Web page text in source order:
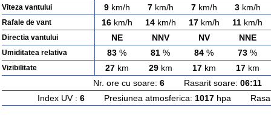
Viteza vantului 9km/h 7km/h 7km/h 3km/h
Rafale de vant 16km/h 14km/h 17km/h 11 km/h
Directia vantului NE NNV NV NNE
Umiditatea relativa 83 % 81 % 84 % 73 %
Vizibilitate 27km 29km 17km 17km
Nr. ore cu soare: 6 Rasarit soare: 06:11
Index UV : 6Presiunea atmosferica: 1017hpa